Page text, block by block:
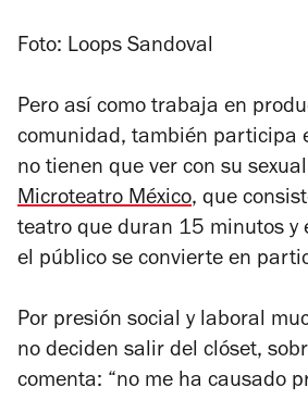
Foto: Loops Sandoval
Pero así como trabaja en
comunidad, también participa
no tienen que ver con su
Microteatro México, que
teatro que duran 15 minutos y
el público se convierte en
Por presión social y laboral
no deciden salir del clóset,
comenta: “no me ha causado